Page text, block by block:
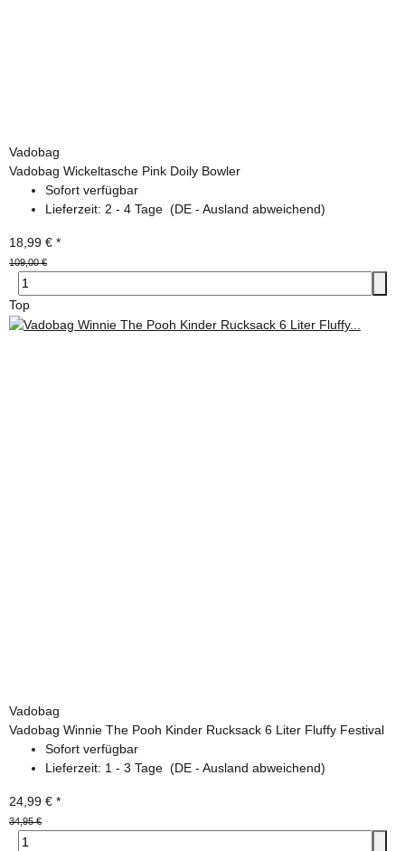
Vadobag
Vadobag Wickeltasche Pink Doily Bowler
Sofort verfügbar
Lieferzeit: 2 - 4 Tage (DE - Ausland abweichend)
18,99 € *
109,00 €
Top
Vadobag
Vadobag Winnie The Pooh Kinder Rucksack 6 Liter Fluffy Festival
Sofort verfügbar
Lieferzeit: 1 - 3 Tage (DE - Ausland abweichend)
24,99 € *
34,95 €